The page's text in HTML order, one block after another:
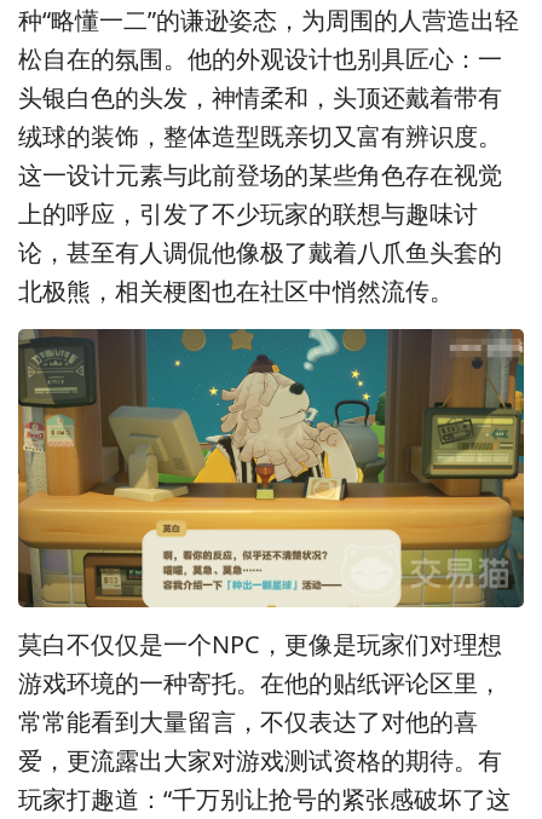
种“略懂一二”的谦逊姿态，为周围的人营造出轻
松自在的氛围。他的外观设计也别具匠心：一
头银白色的头发，神情柔和，头顶还戴着带有
绒球的装饰，整体造型既亲切又富有辨识度。
这一设计元素与此前登场的某些角色存在视觉
上的呼应，引发了不少玩家的联想与趣味讨
论，甚至有人调侃他像极了戴着八爪鱼头套的
北极熊，相关梗图也在社区中悄然流传。
莫白不仅仅是一个NPC，更像是玩家们对理想
游戏环境的一种寄托。在他的贴纸评论区里，
常常能看到大量留言，不仅表达了对他的喜
爱，更流露出大家对游戏测试资格的期待。有
玩家打趣道：“千万别让抢号的紧张感破坏了这